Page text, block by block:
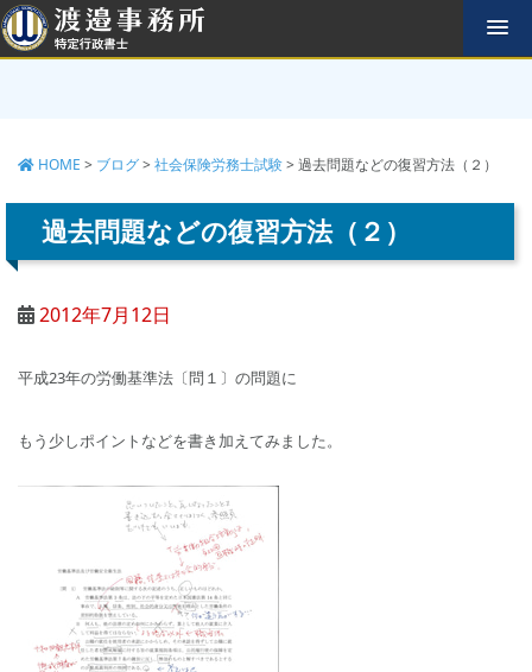
コ
ン
テ
HOME > ブログ> 社会保険労務士試験> 過去問題などの復習方法（２）
過去問題などの復習方法（２）
2012年7月12日
平成23年の労働基準法〔問１〕の問題に
もう少しポイントなどを書き加えてみました。